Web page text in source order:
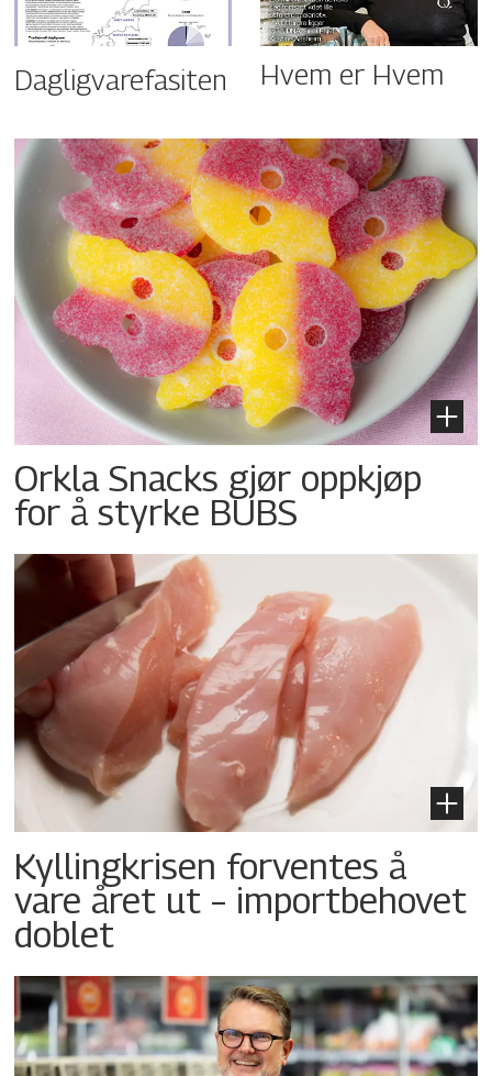
Dagligvarefasiten Hvem er Hvem
Orkla Snacks gjør oppkjøp
for å styrke BUBS
Kyllingkrisen forventes å
vare året ut – importbehovet
doblet